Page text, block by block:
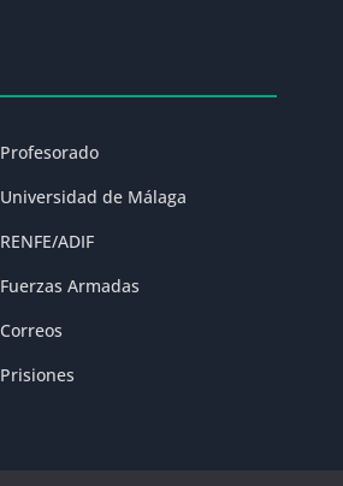
Profesorado
Universidad de Málaga
RENFE/ADIF
Fuerzas Armadas
Correos
Prisiones